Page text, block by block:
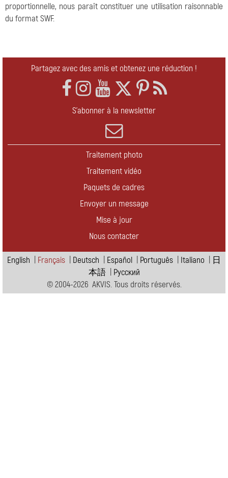
proportionnelle, nous paraît constituer une utilisation raisonnable
du format SWF.
Partagez avec des amis et obtenez une réduction !
S'abonner à la newsletter
Traitement photo
Traitement vidéo
Paquets de cadres
Envoyer un message
Mise à jour
Nous contacter
English Français Deutsch Español Português Italiano
日
本語| Pусский
© 2004-2026 AKVIS. Tous droits réservés.